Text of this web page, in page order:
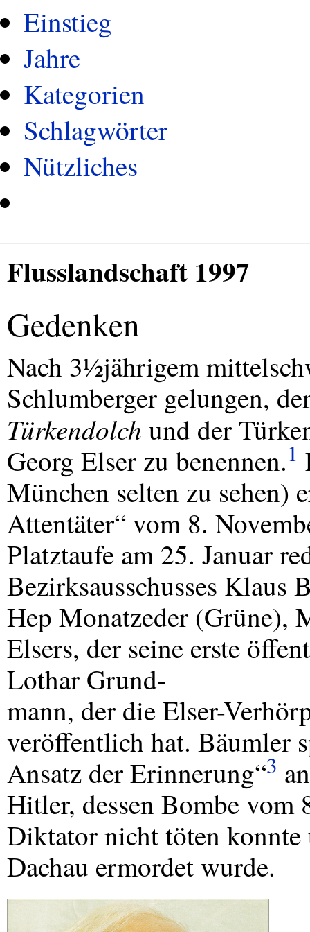
Einstieg
Jahre
Kategorien
Schlagwörter
Nützliches
Flusslandschaft 1997
Gedenken
Nach 3½jährigem
Schlumberger gelungen,
Türkendolch und der
Georg Elser zu benennen.1
München selten zu sehen)
Attentäter“ vom 8.
Platztaufe am 25. Januar
Bezirksausschusses Klaus
Hep Monatzeder (Grüne),
Elsers, der seine erste
Lothar Grund-
mann, der die Elser-
veröffentlich hat. Bäumler
Ansatz der Erinnerung“3
Hitler, dessen Bombe vom
Diktator nicht töten
Dachau ermordet wurde.